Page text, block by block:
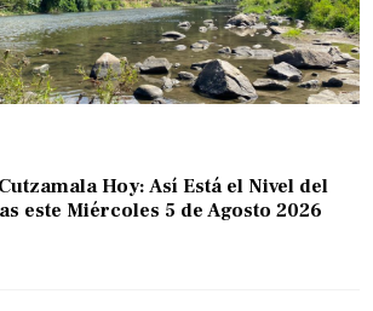
Hoy: Así Está el Nivel del
este Miércoles 5 de Agosto 2026